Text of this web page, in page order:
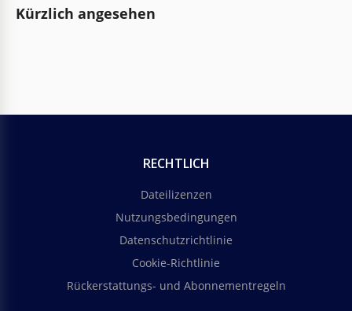
Kürzlich angesehen
RECHTLICH
Dateilizenzen
Nutzungsbedingungen
Datenschutzrichtlinie
Cookie-Richtlinie
Rückerstattungs- und Abonnementregeln